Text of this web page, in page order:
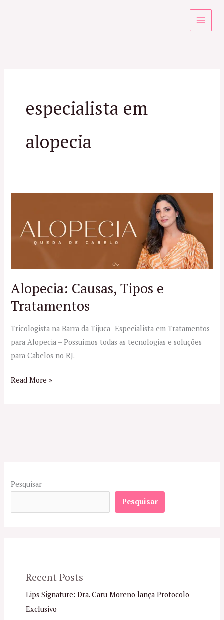
especialista em
alopecia
Alopecia: Causas, Tipos e
Tratamentos
Tricologista na Barra da Tijuca- Especialista em Tratamentos
para Alopecia – Possuímos todas as tecnologias e soluções
para Cabelos no RJ.
Tipos
Read More »
Pesquisar
Pesquisar
Recent Posts
Lips Signature: Dra. Caru Moreno lança Protocolo
Exclusivo